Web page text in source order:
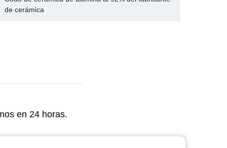
de cerámica
en 24 horas.